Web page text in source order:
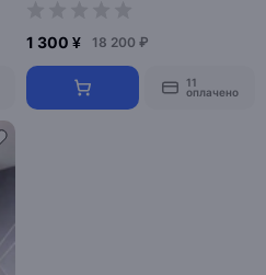
1 300 ¥ 18 200 ₽
11
оплачено